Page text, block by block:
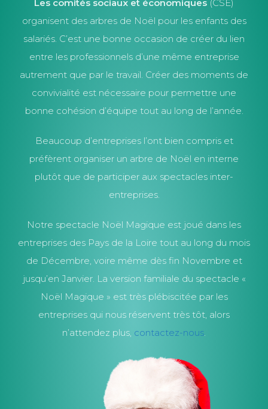
Les comités sociaux et économiques (CSE)
organisent des arbres de Noël pour les enfants des
salariés. C’est une bonne occasion de créer du lien
entre les professionnels d’une même entreprise
autrement que par le travail. Créer des moments de
convivialité est nécessaire pour permettre une
bonne cohésion d’équipe tout au long de l’année.
Beaucoup d’entreprises l’ont bien compris et
préfèrent organiser un arbre de Noël en interne
plutôt que de participer aux spectacles inter-
entreprises.
Notre spectacle Noël Magique est joué dans les
entreprises des Pays de la Loire tout au long du mois
de Décembre, voire même dès fin Novembre et
jusqu’en Janvier. La version familiale du spectacle «
Noël Magique » est très plébiscitée par les
entreprises qui nous réservent très tôt, alors
n’attendez plus, contactez-nous.